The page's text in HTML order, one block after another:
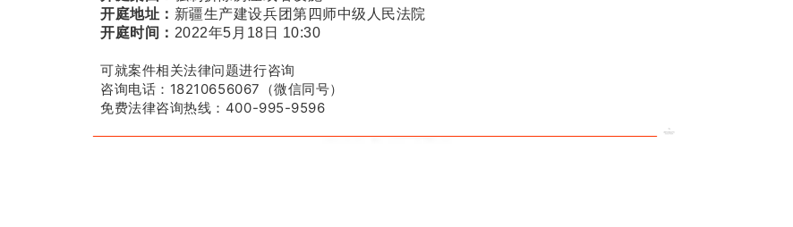
开庭地址： 新疆生产建设兵团第四师中级人民法院
开庭时间： 2022年5月18日 10:30
可就案件相关法律问题进行咨询
咨询电话：18210656067（微信同号）
免费法律咨询热线：400-995-9596